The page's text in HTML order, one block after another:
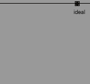
ideal